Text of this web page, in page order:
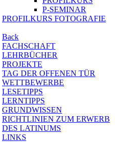
P-SEMINAR
PROFILKURS FOTOGRAFIE
Back
FACHSCHAFT
LEHRBÜCHER
PROJEKTE
TAG DER OFFENEN TÜR
WETTBEWERBE
LESETIPPS
LERNTIPPS
GRUNDWISSEN
RICHTLINIEN ZUM ERWERB
DES LATINUMS
LINKS